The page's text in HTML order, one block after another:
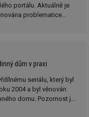
portálu. Aktuálně je
problematice
dům v praxi
seriálu, který byl
2004 a byl věnován
domu. Pozornost je